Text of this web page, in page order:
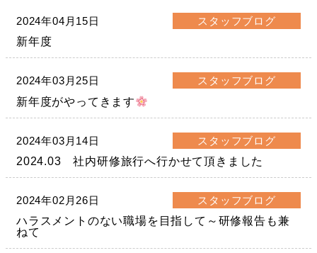
2024年04月15日
スタッフブログ
新年度
2024年03月25日
スタッフブログ
新年度がやってきます
2024年03月14日
スタッフブログ
2024.03 社内研修旅行へ行かせて頂きました
2024年02月26日
スタッフブログ
ハラスメントのない職場を目指して～研修報告も兼
ねて